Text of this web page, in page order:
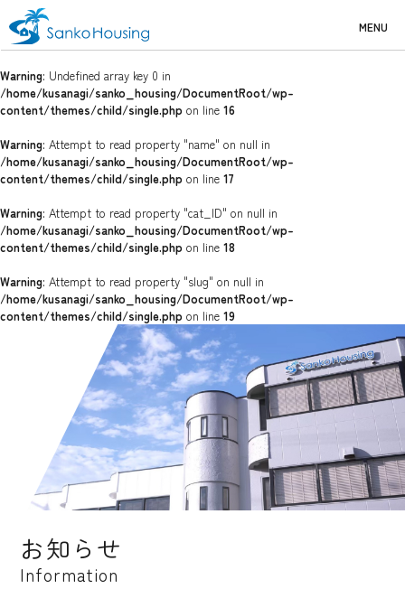
MENU
Warning: Undefined array key 0 in
/home/kusanagi/sanko_housing/DocumentRoot/wp-
content/themes/child/single.php on line 16
Warning: Attempt to read property "name" on null in
/home/kusanagi/sanko_housing/DocumentRoot/wp-
content/themes/child/single.php on line 17
Warning: Attempt to read property "cat_ID" on null in
/home/kusanagi/sanko_housing/DocumentRoot/wp-
content/themes/child/single.php on line 18
Warning: Attempt to read property "slug" on null in
/home/kusanagi/sanko_housing/DocumentRoot/wp-
content/themes/child/single.php on line 19
お知らせ
Information